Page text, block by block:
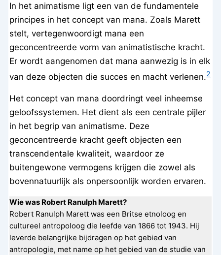
In het animatisme ligt een van de fundamentele
principes in het concept van mana. Zoals Marett
stelt, vertegenwoordigt mana een
geconcentreerde vorm van animatistische kracht.
Er wordt aangenomen dat mana aanwezig is in elk
van deze objecten die succes en macht verlenen.2
Het concept van mana doordringt veel inheemse
geloofssystemen. Het dient als een centrale pijler
in het begrip van animatisme. Deze
geconcentreerde kracht geeft objecten een
transcendentale kwaliteit, waardoor ze
buitengewone vermogens krijgen die zowel als
bovennatuurlijk als onpersoonlijk worden ervaren.
Wie was Robert Ranulph Marett?
Robert Ranulph Marett was een Britse etnoloog en
cultureel antropoloog die leefde van 1866 tot 1943. Hij
leverde belangrijke bijdragen op het gebied van
antropologie, met name op het gebied van de studie van